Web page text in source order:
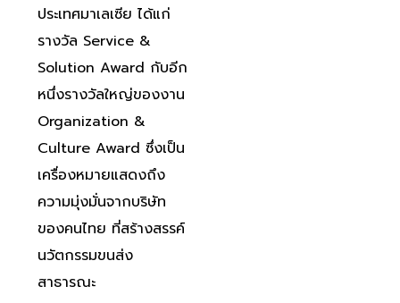
ประเทศมาเลเซีย ได้แก่
รางวัล Service &
Solution Award กับอีก
หนึ่งรางวัลใหญ่ของงาน
Organization &
Culture Award ซึ่งเป็น
เครื่องหมายแสดงถึง
ความมุ่งมั่นจากบริษัท
ของคนไทย ที่สร้างสรรค์
นวัตกรรมขนส่ง
สาธารณะ